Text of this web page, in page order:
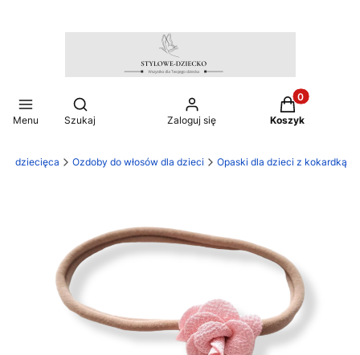
Menu
Otwórz wyszukiwarkę
Szukaj Zaloguj się
Produkty w
Koszyk
dziecięca Ozdoby do włosów dla dzieci Opaski dla dzieci z kokardką